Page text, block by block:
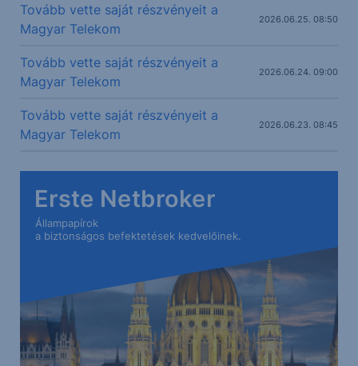
Tovább vette saját részvényeit a
Magyar Telekom
2026.06.25. 08:50
Tovább vette saját részvényeit a
Magyar Telekom
2026.06.24. 09:00
Tovább vette saját részvényeit a
Magyar Telekom
2026.06.23. 08:45
Erste Netbroker
Állampapírok
a biztonságos befektetések kedvelőinek.